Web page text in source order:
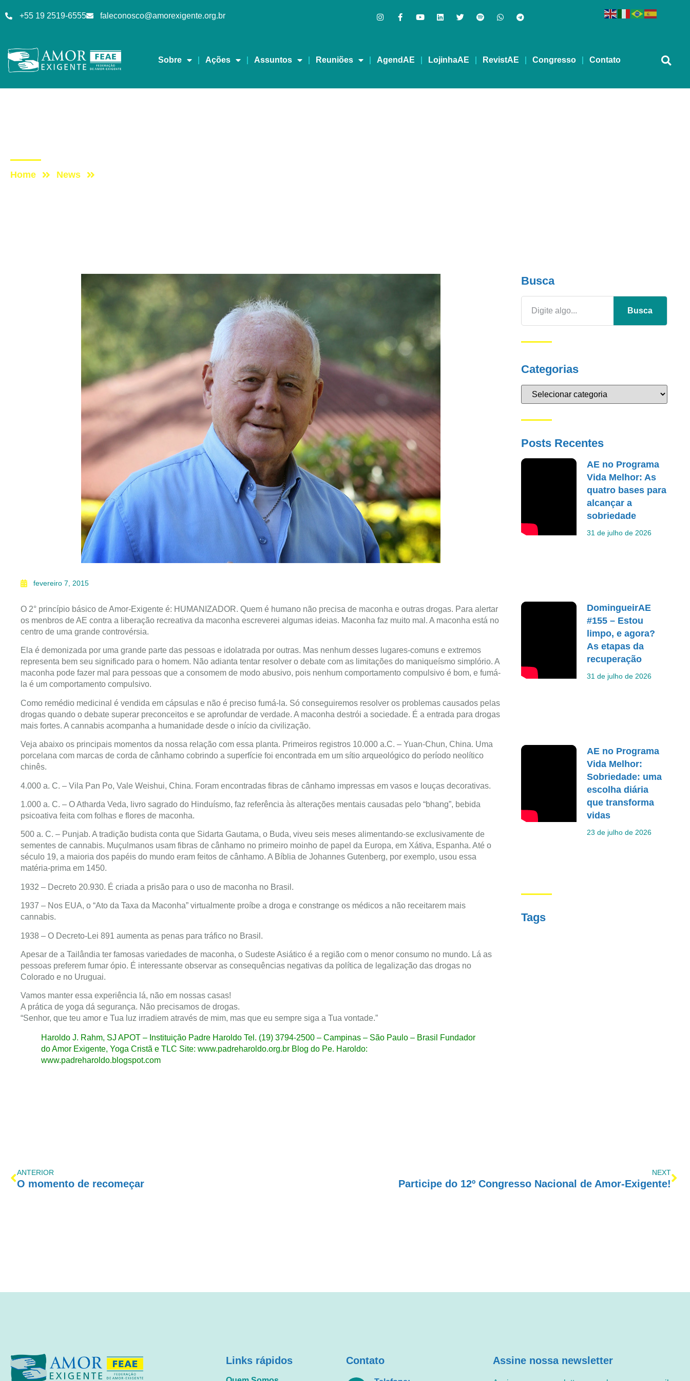
+55 19 2519-6555 faleconosco@amorexigente.org.br
Sobre Ações Assuntos Reuniões AgendAE LojinhaAE RevistAE Congresso Contato
Home News
fevereiro 7, 2015
O 2° princípio básico de Amor-Exigente é: HUMANIZADOR. Quem é humano não precisa de maconha e outras drogas. Para alertar
os menbros de AE contra a liberação recreativa da maconha escreverei algumas ideias. Maconha faz muito mal. A maconha está no
centro de uma grande controvérsia.
Ela é demonizada por uma grande parte das pessoas e idolatrada por outras. Mas nenhum desses lugares-comuns e extremos
representa bem seu significado para o homem. Não adianta tentar resolver o debate com as limitações do maniqueísmo simplório. A
maconha pode fazer mal para pessoas que a consomem de modo abusivo, pois nenhum comportamento compulsivo é bom, e fumá-
la é um comportamento compulsivo.
Como remédio medicinal é vendida em cápsulas e não é preciso fumá-la. Só conseguiremos resolver os problemas causados pelas
drogas quando o debate superar preconceitos e se aprofundar de verdade. A maconha destrói a sociedade. É a entrada para drogas
mais fortes. A cannabis acompanha a humanidade desde o início da civilização.
Veja abaixo os principais momentos da nossa relação com essa planta. Primeiros registros 10.000 a.C. – Yuan-Chun, China. Uma
porcelana com marcas de corda de cânhamo cobrindo a superfície foi encontrada em um sítio arqueológico do período neolítico
chinês.
4.000 a. C. – Vila Pan Po, Vale Weishui, China. Foram encontradas fibras de cânhamo impressas em vasos e louças decorativas.
1.000 a. C. – O Atharda Veda, livro sagrado do Hinduísmo, faz referência às alterações mentais causadas pelo “bhang”, bebida
psicoativa feita com folhas e flores de maconha.
500 a. C. – Punjab. A tradição budista conta que Sidarta Gautama, o Buda, viveu seis meses alimentando-se exclusivamente de
sementes de cannabis. Muçulmanos usam fibras de cânhamo no primeiro moinho de papel da Europa, em Xátiva, Espanha. Até o
século 19, a maioria dos papéis do mundo eram feitos de cânhamo. A Bíblia de Johannes Gutenberg, por exemplo, usou essa
matéria-prima em 1450.
1932 – Decreto 20.930. É criada a prisão para o uso de maconha no Brasil.
1937 – Nos EUA, o “Ato da Taxa da Maconha” virtualmente proíbe a droga e constrange os médicos a não receitarem mais
cannabis.
1938 – O Decreto-Lei 891 aumenta as penas para tráfico no Brasil.
Apesar de a Tailândia ter famosas variedades de maconha, o Sudeste Asiático é a região com o menor consumo no mundo. Lá as
pessoas preferem fumar ópio. É interessante observar as consequências negativas da política de legalização das drogas no
Colorado e no Uruguai.
Vamos manter essa experiência lá, não em nossas casas!
A prática de yoga dá segurança. Não precisamos de drogas.
“Senhor, que teu amor e Tua luz irradiem através de mim, mas que eu sempre siga a Tua vontade.”
Haroldo J. Rahm, SJ APOT – Instituição Padre Haroldo Tel. (19) 3794-2500 – Campinas – São Paulo – Brasil Fundador
do Amor Exigente, Yoga Cristã e TLC Site: www.padreharoldo.org.br Blog do Pe. Haroldo:
www.padreharoldo.blogspot.com
Busca
Busca
Categorias
Posts Recentes
AE no Programa
Vida Melhor: As
quatro bases para
alcançar a
sobriedade
31 de julho de 2026
DomingueirAE
#155 – Estou
limpo, e agora?
As etapas da
recuperação
31 de julho de 2026
AE no Programa
Vida Melhor:
Sobriedade: uma
escolha diária
que transforma
vidas
23 de julho de 2026
Tags
ANTERIOR
O momento de recomeçar
NEXT
Participe do 12º Congresso Nacional de Amor-Exigente!
Links rápidos Contato Assine nossa newsletter